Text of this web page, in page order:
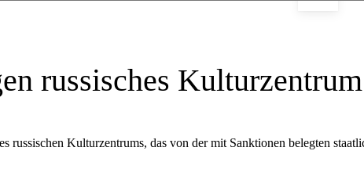
russisches Kulturzentrum
Kulturzentrums, das von der mit Sanktionen belegten